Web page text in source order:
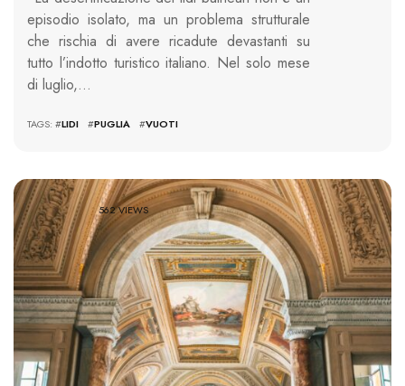
episodio isolato, ma un problema strutturale
che rischia di avere ricadute devastanti su
tutto l’indotto turistico italiano. Nel solo mese
di luglio,…
TAGS: #LIDI #PUGLIA #VUOTI
562 VIEWS